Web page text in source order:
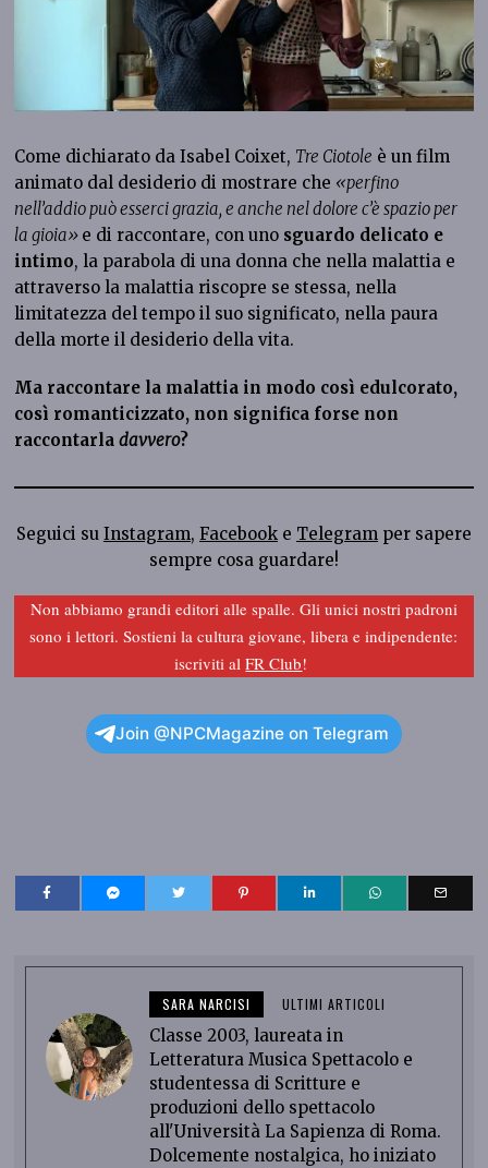
Come dichiarato da Isabel Coixet, Tre Ciotole è un film
animato dal desiderio di mostrare che «perfino
nell’addio può esserci grazia, e anche nel dolore c’è spazio per
la gioia» e di raccontare, con uno sguardo delicato e
intimo, la parabola di una donna che nella malattia e
attraverso la malattia riscopre se stessa, nella
limitatezza del tempo il suo significato, nella paura
della morte il desiderio della vita.
Ma raccontare la malattia in modo così edulcorato,
così romanticizzato, non significa forse non
raccontarladavvero?
Seguici su Instagram, Facebooke Telegram per sapere
sempre cosa guardare!
Non abbiamo grandi editori alle spalle. Gli unici nostri padroni
sono i lettori. Sostieni la cultura giovane, libera e indipendente:
iscriviti alFR Club!
Join @NPCMagazine on Telegram
SARA NARCISI ULTIMI ARTICOLI
Classe 2003, laureata in
Letteratura Musica Spettacolo e
studentessa di Scritture e
produzioni dello spettacolo
all'Università La Sapienza di Roma.
Dolcemente nostalgica, ho iniziato